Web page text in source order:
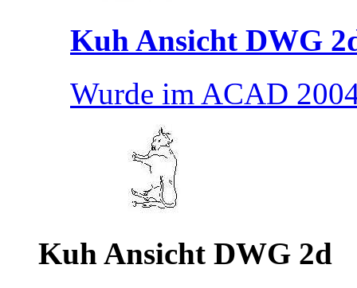
Kuh Ansicht DWG
Wurde im ACAD
Kuh Ansicht DWG 2d